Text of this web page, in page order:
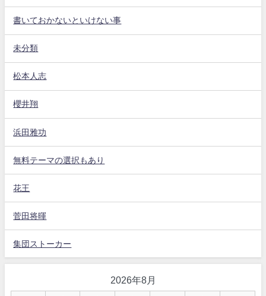
書いておかないといけない事
未分類
松本人志
櫻井翔
浜田雅功
無料テーマの選択もあり
花王
菅田将暉
集団ストーカー
2026年8月